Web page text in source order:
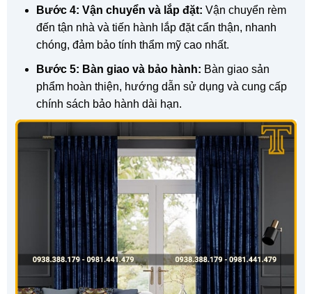
Bước 4: Vận chuyển và lắp đặt: Vận chuyển rèm
đến tận nhà và tiến hành lắp đặt cẩn thận, nhanh
chóng, đảm bảo tính thẩm mỹ cao nhất.
Bước 5: Bàn giao và bảo hành: Bàn giao sản
phẩm hoàn thiện, hướng dẫn sử dụng và cung cấp
chính sách bảo hành dài hạn.